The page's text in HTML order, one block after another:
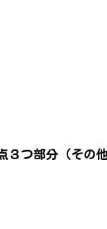
３つ部分（そ